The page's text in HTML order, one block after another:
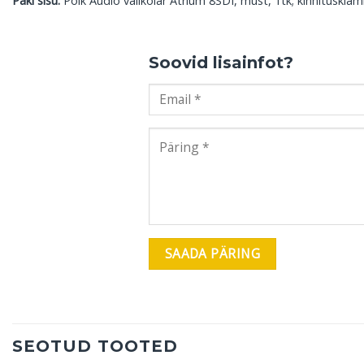
Soovid lisainfot?
SEOTUD TOOTED